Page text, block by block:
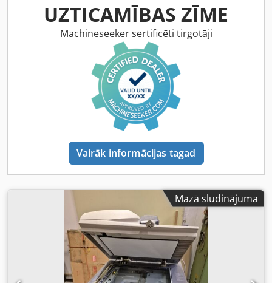
UZTICAMĪBAS ZĪME
Machineseeker sertificēti tirgotāji
Vairāk informācijas tagad
Mazā sludinājuma